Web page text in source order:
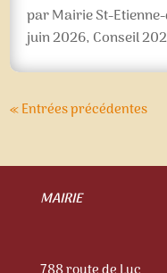
parMairie St-
juin 2026, Conseil
« Entrées précédentes
MAIRIE